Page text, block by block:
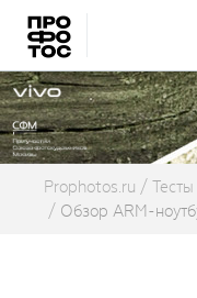
Prophotos.ru
Обзор ARM-